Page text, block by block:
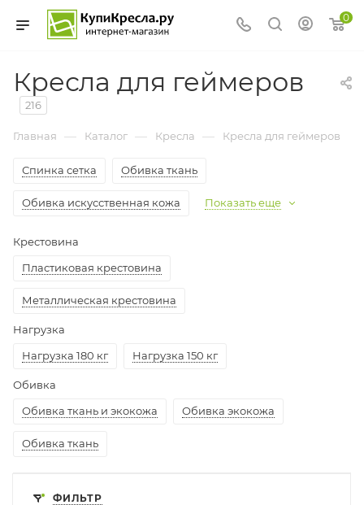
0
Кресла для геймеров
216
Главная — Каталог — Кресла — Кресла для геймеров
Спинка сетка Обивка ткань
Обивка искусственная кожа Показать еще
Крестовина
Пластиковая крестовина
Металлическая крестовина
Нагрузка
Нагрузка 180 кг
Нагрузка 150 кг
Обивка
Обивка ткань и экокожа
Обивка экокожа
Обивка ткань
ФИЛЬТР